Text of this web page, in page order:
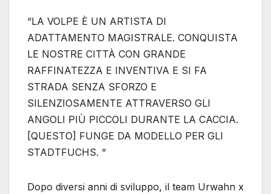
“LA VOLPE È UN ARTISTA DI
ADATTAMENTO MAGISTRALE. CONQUISTA
LE NOSTRE CITTÀ CON GRANDE
RAFFINATEZZA E INVENTIVA E SI FA
STRADA SENZA SFORZO E
SILENZIOSAMENTE ATTRAVERSO GLI
ANGOLI PIÙ PICCOLI DURANTE LA CACCIA.
[QUESTO] FUNGE DA MODELLO PER GLI
STADTFUCHS. “
Dopo diversi anni di sviluppo, il team Urwahn x